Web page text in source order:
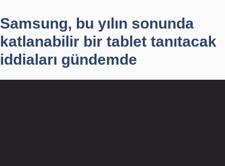
Samsung, bu yılın sonunda
katlanabilir bir tablet tanıtacak
iddiaları gündemde